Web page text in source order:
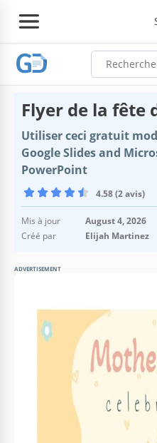
Flyer de la fête
Utiliser ceci gratuit
Google Slides and
PowerPoint
4.58 (2 avis)
Mis à jour
August 4, 2026
Créé par
Elijah Martinez
ADVERTISEMENT